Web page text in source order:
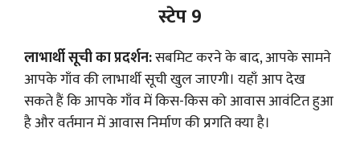
स्टेप 9
लाभार्थी सूची का प्रदर्शन:सबमिट करने के बाद, आपके सामने
आपके गाँव की लाभार्थी सूची खुल जाएगी। यहाँ आप देख
सकते हैं कि आपके गाँव में किस-किस को आवास आवंटित हुआ
है और वर्तमान में आवास निर्माण की प्रगति क्या है।